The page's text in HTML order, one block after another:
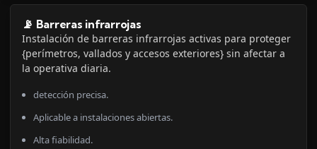
📡 Barreras infrarrojas
Instalación de barreras infrarrojas activas para proteger
{perímetros, vallados y accesos exteriores} sin afectar a
la operativa diaria.
detección precisa.
Aplicable a instalaciones abiertas.
Alta fiabilidad.